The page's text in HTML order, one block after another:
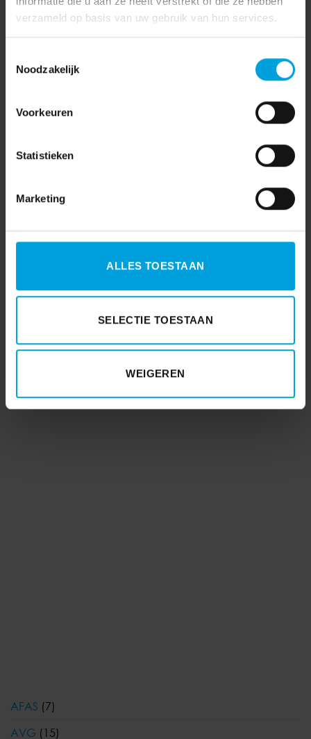
verzameld op basis van uw gebruik van hun services.
Noodzakelijk
Voorkeuren
Statistieken
Marketing
ALLES TOESTAAN
SELECTIE TOESTAAN
WEIGEREN
AFAS (7)
AVG (15)